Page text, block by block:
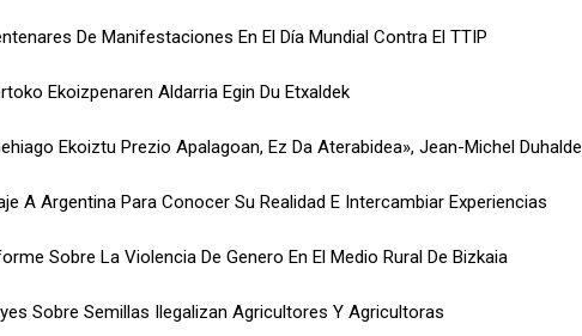
De Manifestaciones En El Día Mundial Contra El TTIP
Ekoizpenaren Aldarria Egin Du Etxaldek
Ekoiztu Prezio Apalagoan, Ez Da Aterabidea», Jean-Michel Duhalde
A Argentina Para Conocer Su Realidad E Intercambiar Experiencias
Sobre La Violencia De Genero En El Medio Rural De Bizkaia
Sobre Semillas Ilegalizan Agricultores Y Agricultoras